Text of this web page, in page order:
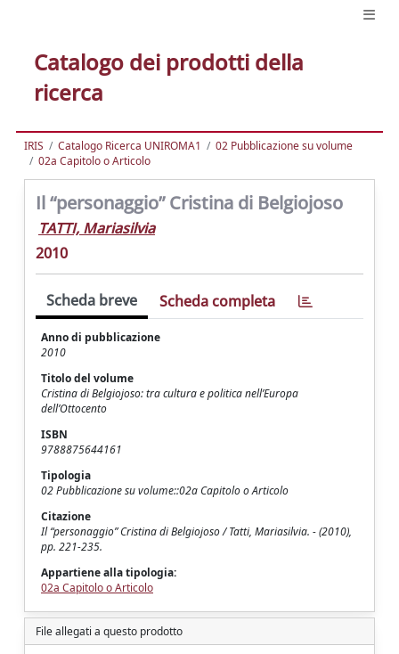
Catalogo dei prodotti della
ricerca
IRIS Catalogo Ricerca UNIROMA1
02 Pubblicazione su volume
02a Capitolo o Articolo
Il “personaggio” Cristina di Belgiojoso
TATTI, Mariasilvia
2010
Scheda breve Scheda completa
Anno di pubblicazione
2010
Titolo del volume
Cristina di Belgiojoso: tra cultura e politica nell’Europa
dell’Ottocento
ISBN
9788875644161
Tipologia
02 Pubblicazione su volume::02a Capitolo o Articolo
Citazione
Il “personaggio” Cristina di Belgiojoso / Tatti, Mariasilvia. - (2010),
pp. 221-235.
Appartiene alla tipologia:
02a Capitolo o Articolo
File allegati a questo prodotto